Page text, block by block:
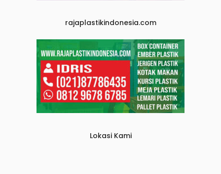
rajaplastikindonesia.com
Lokasi Kami